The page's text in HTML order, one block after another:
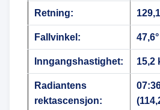
Retning:
Fallvinkel: 47,6°
Inngangshastighet: 15,2
Radiantens
rektascensjon: